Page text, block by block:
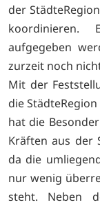
der
koordinieren.
aufgegeben
zurzeit noch
Mit der
die
hat die
Kräften aus der
da die
nur wenig
steht. Neben